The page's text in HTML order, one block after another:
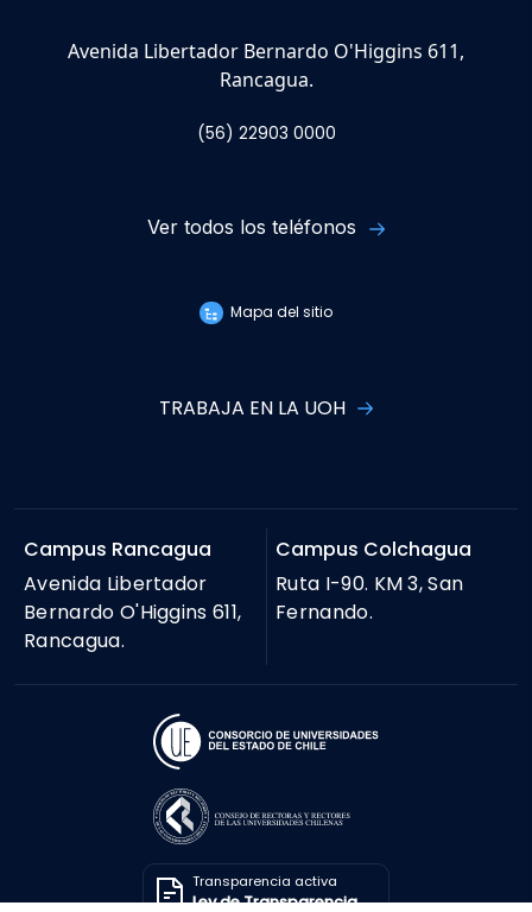
Avenida Libertador Bernardo O'Higgins 611,
Rancagua.
(56) 22903 0000
Ver todos los teléfonos
Mapa del sitio
TRABAJA EN LA UOH
Campus Rancagua
Avenida Libertador
Bernardo O'Higgins 611,
Rancagua.
Campus Colchagua
Ruta I-90. KM 3, San
Fernando.
Transparencia activa
Ley de Transparencia